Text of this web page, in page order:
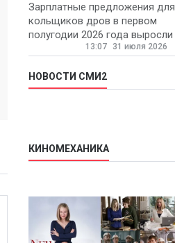
Зарплатные предложения для
кольщиков дров в первом
полугодии 2026 года выросли
на 58% - 62 тысяч рублей в
«Прайм».
13:07 31 июля 2026
НОВОСТИ СМИ2
КИНОМЕХАНИКА